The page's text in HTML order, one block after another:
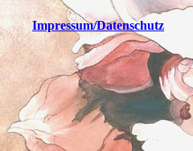
Impressum/Datenschutz